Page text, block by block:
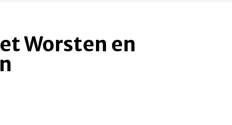
Worsten en